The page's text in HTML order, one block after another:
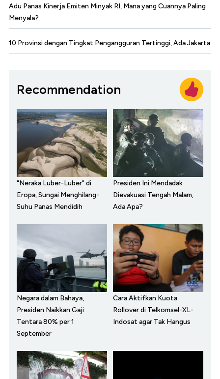
Adu Panas Kinerja Emiten Minyak RI, Mana yang Cuannya Paling
Menyala?
10 Provinsi dengan Tingkat Pengangguran Tertinggi, Ada Jakarta
Recommendation
"Neraka Luber-Luber" di
Eropa, Sungai Menghilang-
Suhu Panas Mendidih
Presiden Ini Mendadak
Dievakuasi Tengah Malam,
Ada Apa?
Negara dalam Bahaya,
Presiden Naikkan Gaji
Tentara 80% per 1
September
Cara Aktifkan Kuota
Rollover di Telkomsel-XL-
Indosat agar Tak Hangus